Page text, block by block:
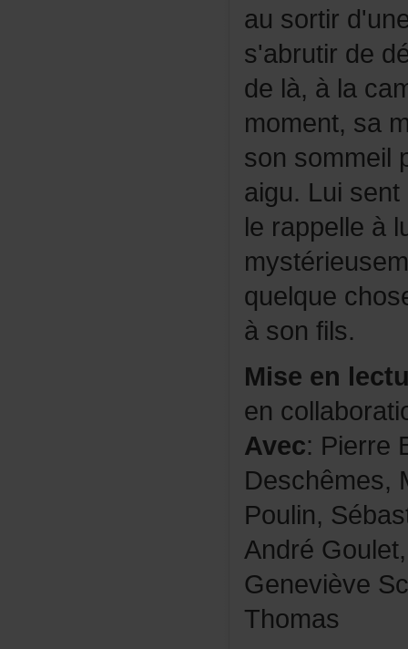
àsonfils.
Avec
Thomas